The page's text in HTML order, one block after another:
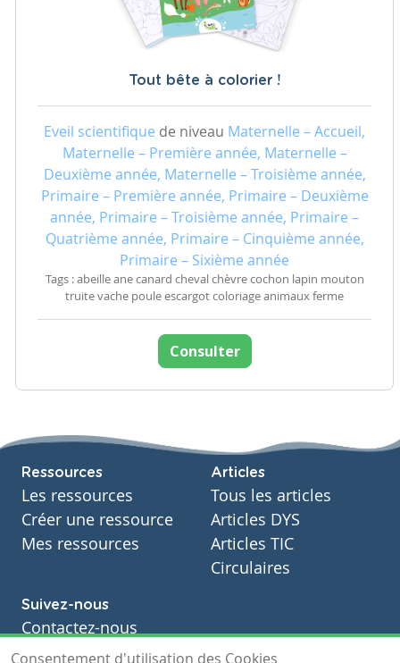
Tout bête à colorier !
Eveil scientifique de niveau Maternelle – Accueil,
Maternelle – Première année, Maternelle –
Deuxième année, Maternelle – Troisième année,
Primaire – Première année, Primaire – Deuxième
année, Primaire – Troisième année, Primaire –
Quatrième année, Primaire – Cinquième année,
Primaire – Sixième année
Tags : abeille ane canard cheval chèvre cochon lapin mouton
truite vache poule escargot coloriage animaux ferme
Consulter
Ressources
Les ressources
Créer une ressource
Mes ressources
Articles
Tous les articles
Articles DYS
Articles TIC
Circulaires
Suivez-nous
Contactez-nous
Soutien scolaire
Consentement d'utilisation des Cookies